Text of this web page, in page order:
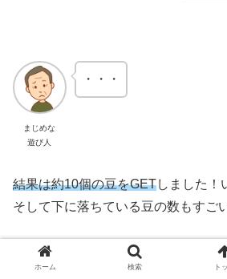
まじめな
遊び人
・・・
結果は約10個の豆をGETしました！
そして下に落ちている豆の数もすご
ホーム 検索 ト